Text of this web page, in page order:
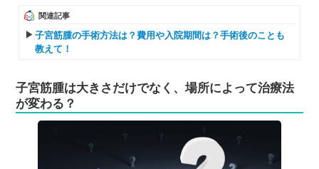
関連記事
子宮筋腫の手術方法は？費用や入院期間は？手術後のことも
教えて！
子宮筋腫は大きさだけでなく、場所によって治療法
が変わる？